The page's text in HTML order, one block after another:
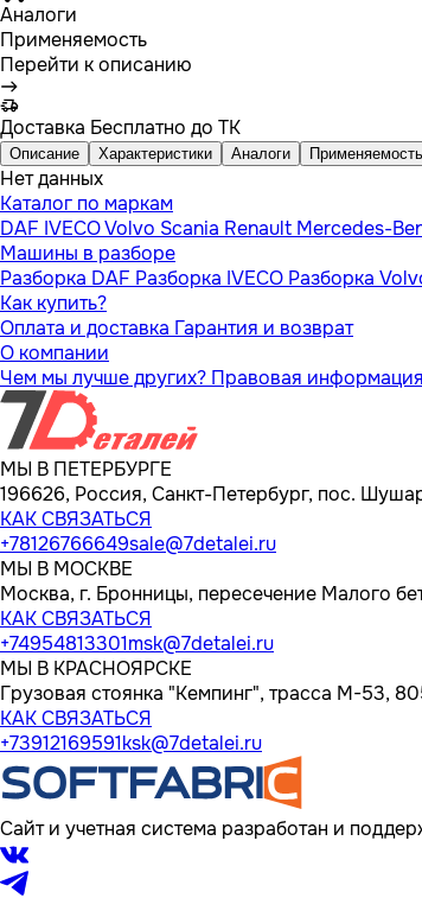
Аналоги
Применяемость
Перейти к описанию
Доставка Бесплатно до ТК
Описание Характеристики Аналоги Применяемость
Нет данных
Каталог по маркам
DAF IVECOVolvo Scania Renault Mercedes-
Машины в разборе
Разборка DAF Разборка IVECO Разборка
Как купить?
Оплата и доставка Гарантия и возврат
О компании
Чем мы лучше других? Правовая информация
МЫ В ПЕТЕРБУРГЕ
196626, Россия, Санкт-Петербург, пос.
КАК СВЯЗАТЬСЯ
+78126766649sale@7detalei.ru
МЫ В МОСКВЕ
Москва, г. Бронницы, пересечение Малого
КАК СВЯЗАТЬСЯ
+74954813301msk@7detalei.ru
МЫ В КРАСНОЯРСКЕ
Грузовая стоянка "Кемпинг", трасса M-53,
КАК СВЯЗАТЬСЯ
+73912169591ksk@7detalei.ru
Сайт и учетная система разработан и